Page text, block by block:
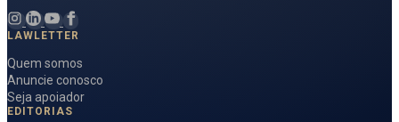
LAWLETTER
Quem somos
Anuncie conosco
Seja apoiador
EDITORIAS